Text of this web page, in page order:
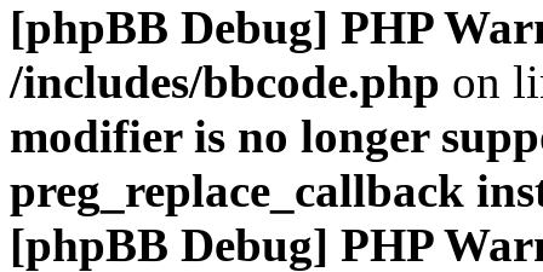
[phpBB Debug] PHP
/includes/bbcode.php on
modifier is no longer
preg_replace_callback
[phpBB Debug] PHP